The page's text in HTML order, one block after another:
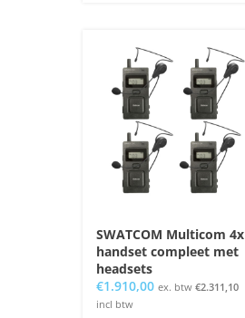
SWATCOM Multicom 4x
handset compleet met
headsets
€1.910,00 ex. btw €2.311,10
incl btw